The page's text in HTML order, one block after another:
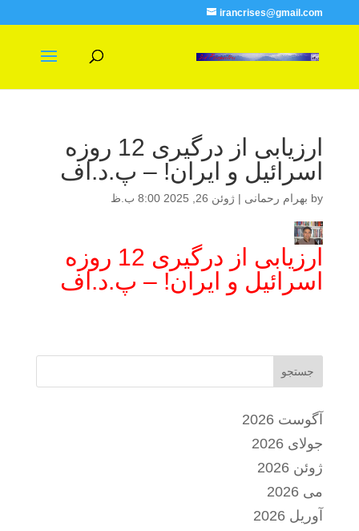
irancrises@gmail.com
ارزیابی از درگیری 12 روزه
اسرائیل و ایران! – پ.د.اف
by بهرام رحمانی | ژوئن 26, 2025 8:00 ب.ظ
ارزیابی از درگیری 12 روزه
اسرائیل و ایران! – پ.د.اف
جستجو
آگوست 2026
جولای 2026
ژوئن 2026
می 2026
آوریل 2026